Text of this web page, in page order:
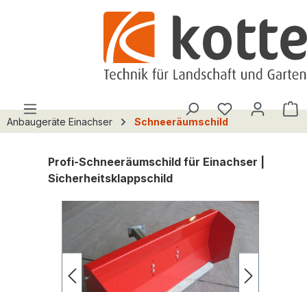
Du hast 0
Anbaugeräte Einachser Schneeräumschild
Profi-Schneeräumschild für Einachser |
Sicherheitsklappschild
Bildergalerie überspringen